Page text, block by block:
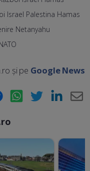
Israel Palestina Hamas
Netanyahu
și pe Google News
Messenger WhatsApp Twitter LinkedIn